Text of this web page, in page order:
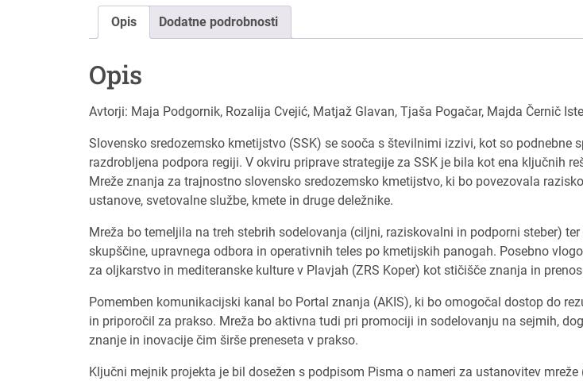
Opis Dodatne podrobnosti
Opis
Avtorji: Maja Podgornik, Rozalija Cvejić, Matjaž Glavan, Tjaša Pogačar, Majda Černič
Slovensko sredozemsko kmetijstvo (SSK) se sooča s številnimi izzivi, kot so podnebne
razdrobljena podpora regiji. V okviru priprave strategije za SSK je bila kot ena ključnih
Mreže znanja za trajnostno slovensko sredozemsko kmetijstvo, ki bo povezovala
ustanove, svetovalne službe, kmete in druge deležnike.
Mreža bo temeljila na treh stebrih sodelovanja (ciljni, raziskovalni in podporni steber)
skupščine, upravnega odbora in operativnih teles po kmetijskih panogah. Posebno
za oljkarstvo in mediteranske kulture v Plavjah (ZRS Koper) kot stičišče znanja in
Pomemben komunikacijski kanal bo Portal znanja (AKIS), ki bo omogočal dostop do
in priporočil za prakso. Mreža bo aktivna tudi pri promociji in sodelovanju na sejmih,
znanje in inovacije čim širše preneseta v prakso.
Ključni mejnik projekta je bil dosežen s podpisom Pisma o nameri za ustanovitev